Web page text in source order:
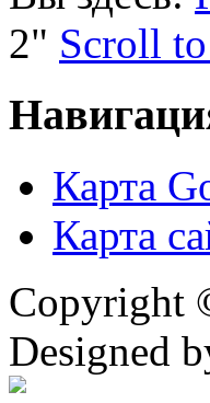
2" Scroll
Карта
Карта
Copyright
Designed